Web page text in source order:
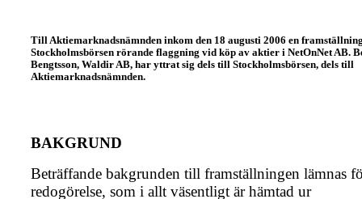
Till Aktiemarknadsnämnden inkom den 18 augusti 2006 en
Stockholmsbörsen rörande flaggning vid köp av aktier i NetOnNet AB.
Bengtsson, Waldir AB, har yttrat sig dels till Stockholmsbörsen, dels till
Aktiemarknadsnämnden.
BAKGRUND
Beträffande bakgrunden till framställningen lämnas
redogörelse, som i allt väsentligt är hämtad ur